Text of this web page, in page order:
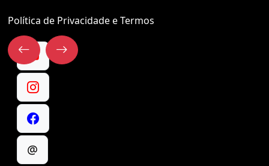
Política de Privacidade e Termos
@